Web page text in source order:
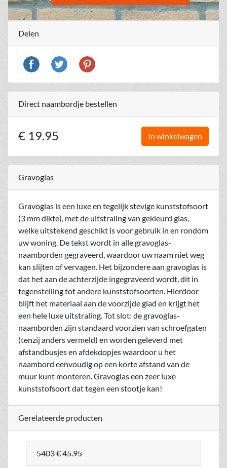
Delen
Direct naambordje bestellen
€ 19.95 In winkelwagen
Gravoglas
Gravoglas is een luxe en tegelijk stevige kunststofsoort
(3 mm dikte), met de uitstraling van gekleurd glas,
welke uitstekend geschikt is voor gebruik in en rondom
uw woning. De tekst wordt in alle gravoglas-
naamborden gegraveerd, waardoor uw naam niet weg
kan slijten of vervagen. Het bijzondere aan gravoglas is
dat het aan de achterzijde ingegraveerd wordt, dit in
tegenstelling tot andere kunststofsoorten. Hierdoor
blijft het materiaal aan de voorzijde glad en krijgt het
een hele luxe uitstraling. Tot slot: de gravoglas-
naamborden zijn standaard voorzien van schroefgaten
(tenzij anders vermeld) en worden geleverd met
afstandbusjes en afdekdopjes waardoor u het
naambord eenvoudig op een korte afstand van de
muur kunt monteren. Gravoglas een zeer luxe
kunststofsoort dat tegen een stootje kan!
Gerelateerde producten
5403€ 45.95